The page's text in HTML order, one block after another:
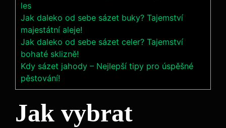
les
Jak daleko od sebe sázet buky? Tajemství
majestátní aleje!
Jak daleko od sebe sázet celer? Tajemství
bohaté sklizně!
Kdy sázet jahody – Nejlepší tipy pro úspěšné
pěstování!
Jak vybrat